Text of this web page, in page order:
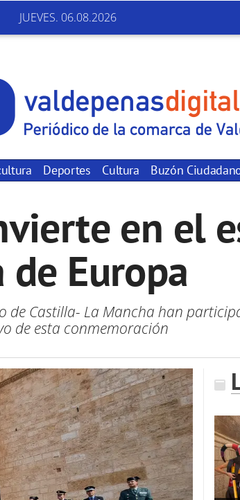
JUEVES. 06.08.2026
Deportes Cultura Buzón
en el
de Europa
de Castilla- La Mancha han
de esta conmemoración